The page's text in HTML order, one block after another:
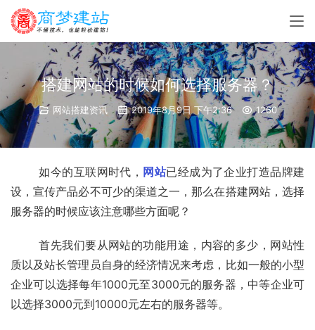
搭建网站的时候如何选择服务器？
网站搭建资讯 2019年8月9日 下午2:36 1260
	如今的互联网时代，
网站已经成为了企业打造品牌建
设，宣传产品必不可少的渠道之一，那么在搭建网站，选择
服务器的时候应该注意哪些方面呢？
	首先我们要从网站的功能用途，内容的多少，网站性
质以及站长管理员自身的经济情况来考虑，比如一般的小型
企业可以选择每年1000元至3000元的服务器，中等企业可
以选择3000元到10000元左右的服务器等。